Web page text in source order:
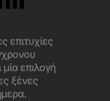
επιτυχίες
επιλογή
ξένες